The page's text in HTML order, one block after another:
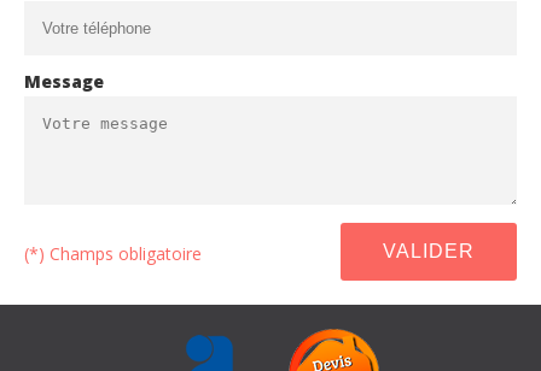
Message
(*) Champs obligatoire